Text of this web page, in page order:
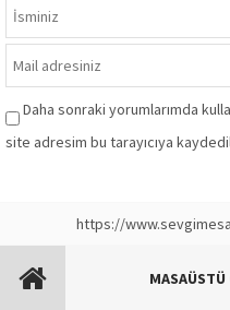
Daha sonraki yorumlarımda
site adresim bu tarayıcıya
https://
MASAÜSTÜ